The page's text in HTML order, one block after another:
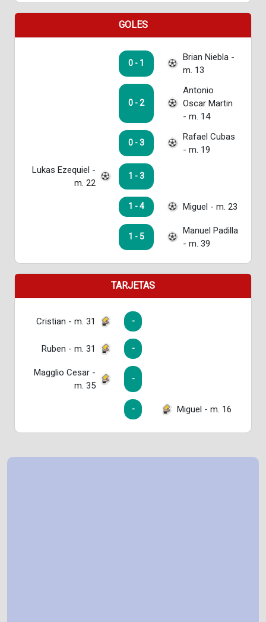
GOLES
0 - 1
Brian Niebla -
m. 13
0 - 2
Antonio
Oscar Martin
- m. 14
0 - 3
Rafael Cubas
- m. 19
Lukas Ezequiel -
m. 22
1 - 3
1 - 4 Miguel - m. 23
1 - 5
Manuel Padilla
- m. 39
TARJETAS
Cristian - m. 31 -
Ruben - m. 31 -
Magglio Cesar -
m. 35
-
- Miguel - m. 16